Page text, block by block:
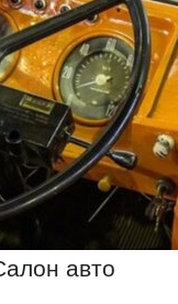
авто